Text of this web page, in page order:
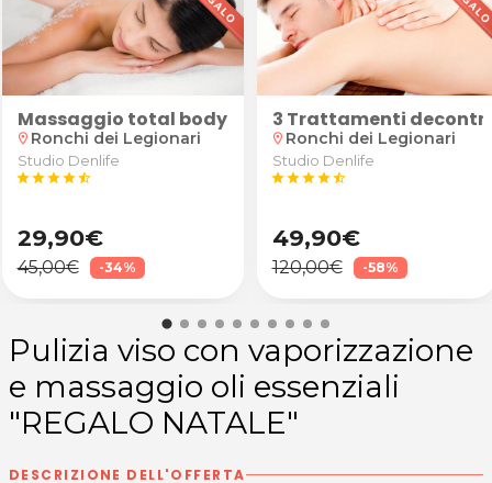
a San Canzian d'Isonzo
da vista antiriflesso
Massaggio total body e scrub
location_on Ronchi dei Legionari
Studio Denlife
starstarstarstarstar_half
29,90€
45,00€ -34%
3 Trattamenti
location_on Ronchi dei Legionari
Studio Denlife
starstarstarstarstar_half
49,90€
120,00€ -58%
Pulizia viso con vaporizzazione
e massaggio oli essenziali
"REGALO NATALE"
DESCRIZIONE DELL'OFFERTA